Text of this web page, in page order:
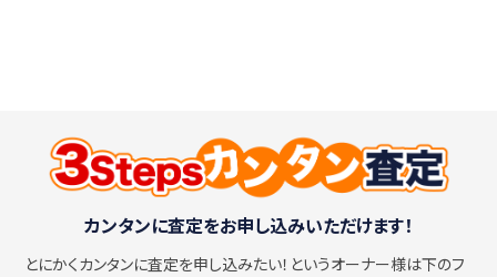
カンタンに査定をお申し込みいただけます！
とにかくカンタンに査定を申し込みたい！ というオーナー様は下のフ